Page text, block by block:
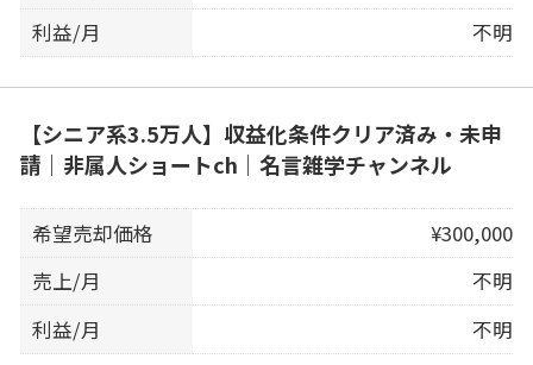
利益/月
不明
【シニア系3.5万人】収益化条件クリア済み・未申
請｜非属人ショートch｜名言雑学チャンネル
希望売却価格
¥300,000
売上/月
不明
利益/月
不明